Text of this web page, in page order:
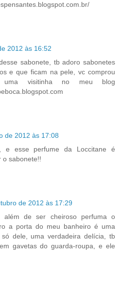
2012 às 16:52
sabonete, tb adoro sabonetes
e que ficam na pele, vc comprou
uma visitinha no meu blog
de 2012 às 17:08
e esse perfume da Loccitane é
o sabonete!!
de 2012 às 17:29
de ser cheiroso perfuma o
a porta do meu banheiro é uma
dele, uma verdadeira delícia, tb
gavetas do guarda-roupa, e ele